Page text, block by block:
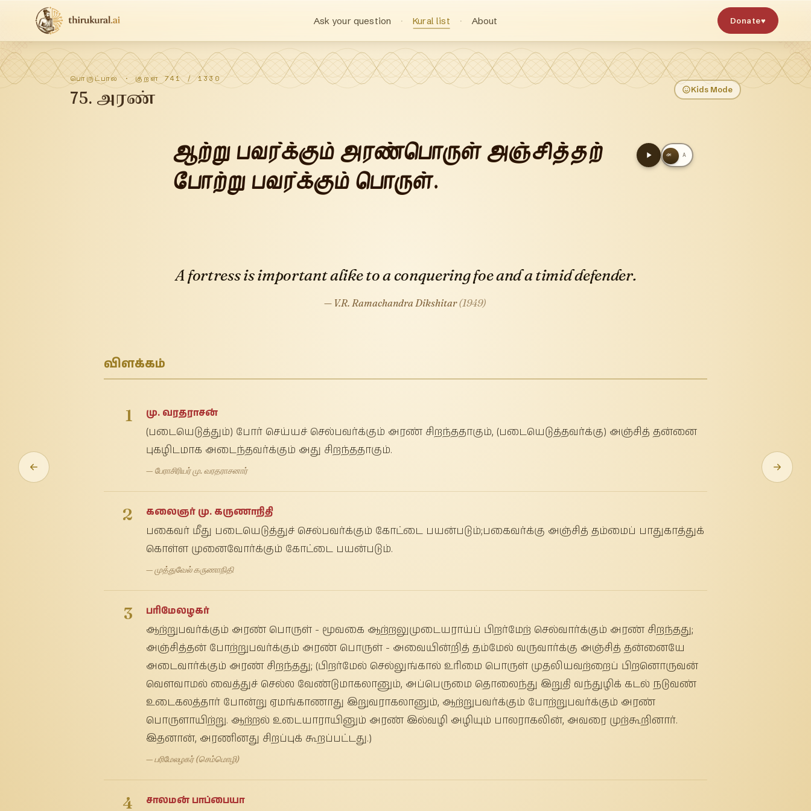
Ask your question Kural list About Donate♥
பொருட்பால் · குறள் 741/1330
75.அரண் Kids Mode
அ A
ஆற்று பவர்க்கும் அரண்பொருள் அஞ்சித்தற்
போற்று பவர்க்கும் பொருள்.
A fortress is important alike to a conquering foe and a timid defender.
— V.R. Ramachandra Dikshitar(1949)
விளக்கம்
1 மு. வரதராசன்
(படையெடுத்தும்) போர் செய்யச் செல்பவர்க்கும் அரண் சிறந்ததாகும், (படையெடுத்தவர்க்கு) அஞ்சித் தன்னை
புகழிடமாக அடைந்தவர்க்கும் அது சிறந்ததாகும்.
— பேராசிரியர் மு. வரதராசனார்
2 கலைஞர் மு. கருணாநிதி
பகைவர் மீது படையெடுத்துச் செல்பவர்க்கும் கோட்டை பயன்படும்;பகைவர்க்கு அஞ்சித் தம்மைப் பாதுகாத்துக்
கொள்ள முனைவோர்க்கும் கோட்டை பயன்படும்.
— முத்துவேல் கருணாநிதி
3 பரிமேலழகர்
ஆற்றுபவர்க்கும் அரண் பொருள் - மூவகை ஆற்றலுமுடையராய்ப் பிறர்மேற் செல்வார்க்கும் அரண் சிறந்தது;
அஞ்சித்தன் போற்றுபவர்க்கும் அரண் பொருள் - அவையின்றித் தம்மேல் வருவார்க்கு அஞ்சித் தன்னையே
அடைவார்க்கும் அரண் சிறந்தது; (பிறர்மேல் செல்லுங்கால் உரிமை பொருள் முதலியவற்றைப் பிறனொருவன்
வௌவாமல் வைத்துச் செல்ல வேண்டுமாகலானும், அப்பெருமை தொலைந்து இறுதி வந்துழிக் கடல் நடுவண்
உடைகலத்தார் போன்று ஏமங்காணாது இறுவராகலானும், ஆற்றுபவர்க்கும் போற்றுபவர்க்கும் அரண்
பொருளாயிற்று. ஆற்றல் உடையாராயினும் அரண் இல்வழி அழியும் பாலராகலின், அவரை முற்கூறினார்.
இதனான், அரணினது சிறப்புக் கூறப்பட்டது.)
— பரிமேலழகர் (செம்மொழி)
4 சாலமன் பாப்பையா